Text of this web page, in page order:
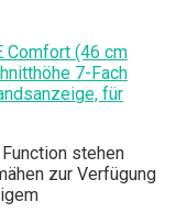
Comfort (46 cm
7-Fach
für
stehen
zur Verfügung